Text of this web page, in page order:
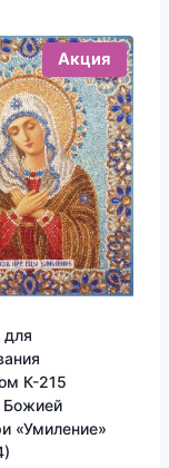
Акция
для
К-215
Божией
«Умиление»